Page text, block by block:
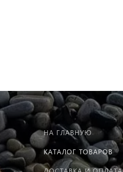
НА ГЛАВНУЮ
КАТАЛОГ ТОВАРОВ